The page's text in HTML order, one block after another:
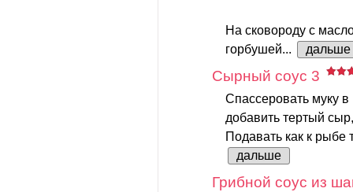
На сковороду с
горбушей...
дальше
Сырный соус 3
Спассеровать муку
добавить тертый
Подавать как к рыбе
дальше
Грибной соус из